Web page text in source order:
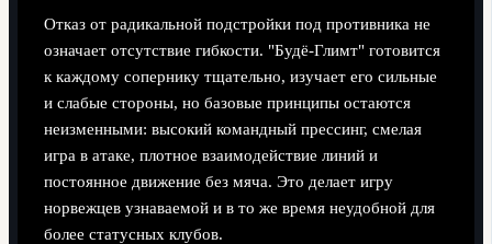
Отказ от радикальной подстройки под противника не
означает отсутствие гибкости. "Будё-Глимт" готовится
к каждому сопернику тщательно, изучает его сильные
и слабые стороны, но базовые принципы остаются
неизменными: высокий командный прессинг, смелая
игра в атаке, плотное взаимодействие линий и
постоянное движение без мяча. Это делает игру
норвежцев узнаваемой и в то же время неудобной для
более статусных клубов.